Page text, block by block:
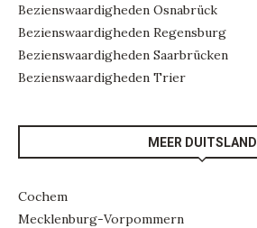
Bezienswaardigheden Osnabrück
Bezienswaardigheden Regensburg
Bezienswaardigheden Saarbrücken
Bezienswaardigheden Trier
MEER DUITSLAND
Cochem
Mecklenburg-Vorpommern